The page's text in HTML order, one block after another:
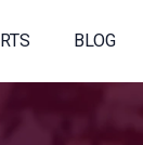
BLOG